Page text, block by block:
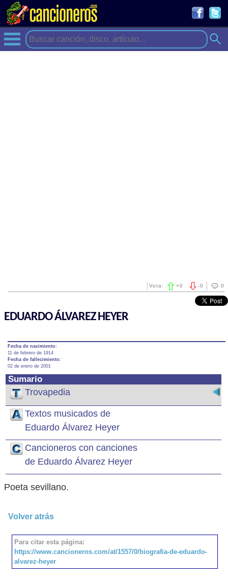
0
-0
Vota: +0
EDUARDO ÁLVAREZ HEYER
Fecha de nacimiento:
11 de febrero de 1914
Fecha de fallecimiento:
02 de enero de 2001
Sumario
Trovapedia
Textos musicados de
Eduardo Álvarez Heyer
Cancioneros con canciones
de Eduardo Álvarez Heyer
Poeta sevillano.
Volver atrás
Para citar esta página:
https://www.cancioneros.com/at/1557/0/biografia-de-eduardo-
alvarez-heyer